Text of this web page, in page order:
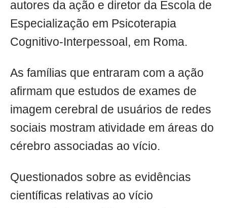
autores da ação e diretor da Escola de
Especialização em Psicoterapia
Cognitivo-Interpessoal, em Roma.
As famílias que entraram com a ação
afirmam que estudos de exames de
imagem cerebral de usuários de redes
sociais mostram atividade em áreas do
cérebro associadas ao vício.
Questionados sobre as evidências
científicas relativas ao vício